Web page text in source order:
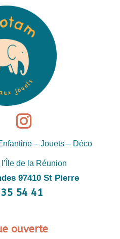
– Jouets – Déco
de la Réunion
97410 St Pierre
54 41
ouverte